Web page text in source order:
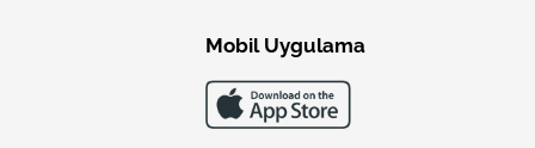
Mobil Uygulama